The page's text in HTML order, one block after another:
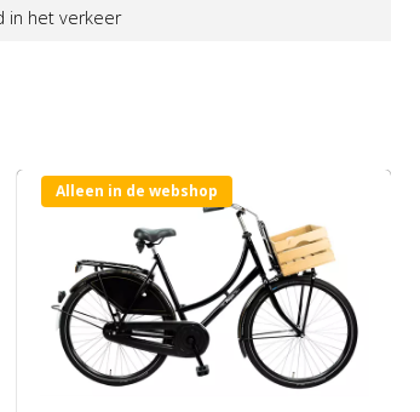
in het verkeer
Alleen in de webshop